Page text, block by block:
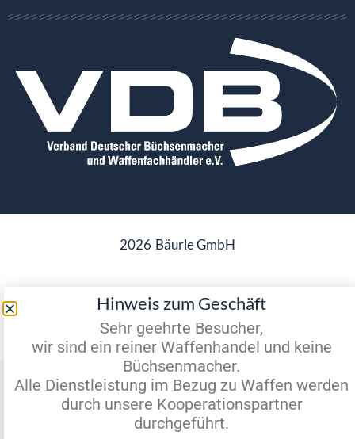
2026 Bäurle GmbH
Vertrag widerrufen
Hinweis zum Geschäft
Sehr geehrte Besucher,
wir sind ein reiner Waffenhandel und keine
Büchsenmacher.
Alle Dienstleistung im Bezug zu Waffen werden
durch unsere Kooperationspartner
durchgeführt.